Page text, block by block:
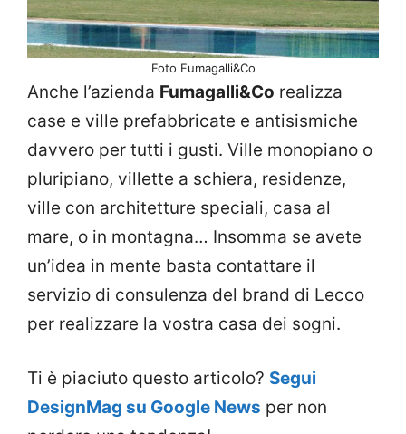
Foto Fumagalli&Co
Anche l’azienda Fumagalli&Co realizza
case e ville prefabbricate e antisismiche
davvero per tutti i gusti. Ville monopiano o
pluripiano, villette a schiera, residenze,
ville con architetture speciali, casa al
mare, o in montagna… Insomma se avete
un’idea in mente basta contattare il
servizio di consulenza del brand di Lecco
per realizzare la vostra casa dei sogni.
Ti è piaciuto questo articolo? Segui
DesignMag su Google News per non